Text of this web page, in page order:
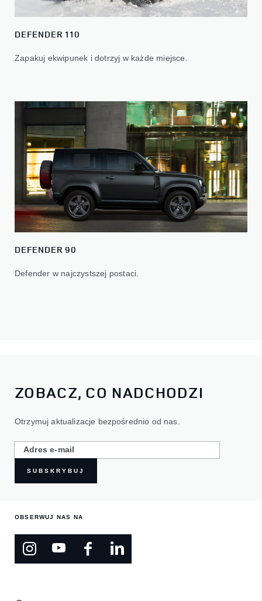
DEFENDER 110
Zapakuj ekwipunek i dotrzyj w każde miejsce.
DEFENDER 90
Defender w najczystszej postaci.
ZOBACZ, CO NADCHODZI
Otrzymuj aktualizacje bezpośrednio od nas.
SUBSKRYBUJ
OBSERWUJ NAS NA